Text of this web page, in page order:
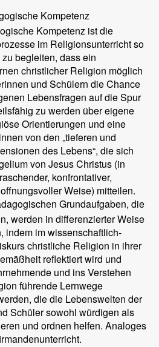
Kompetenz
Kompetenz ist die
im Religionsunterricht so
begleiten, dass ein
christlicher Religion möglich
und Schülern die Chance
Lebensfragen auf die Spur
zu werden über eigene
Orientierungen und eine
von den „tieferen und
des Lebens“, die sich
von Jesus Christus (in
konfrontativer,
Weise) mitteilen.
Grundaufgaben, die
werden in differenzierter Weise
indem im wissenschaftlich-
christliche Religion in ihrer
reflektiert wird und
und ins Verstehen
führende Lernwege
die die Lebenswelten der
Schüler sowohl würdigen als
und ordnen helfen. Analoges